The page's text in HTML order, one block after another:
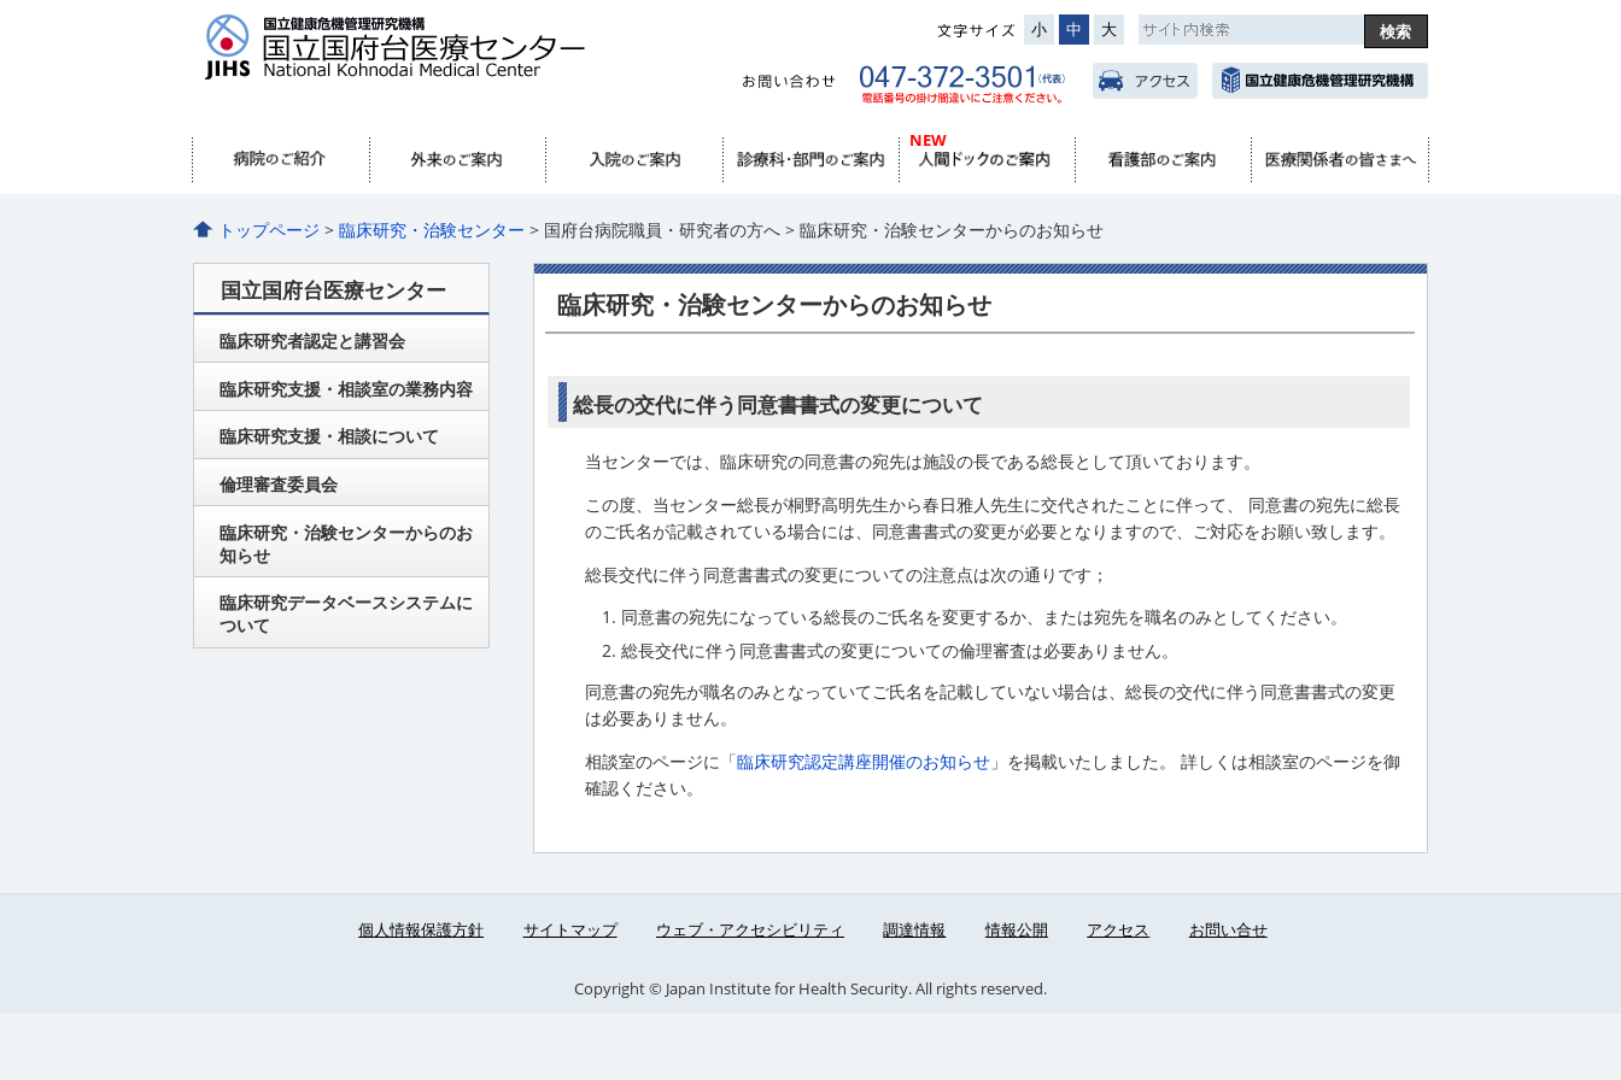
小 中 大
トップページ >臨床研究・治験センター > 国府台病院職員・研究者の方へ > 臨床研究・治験センターからのお知らせ
臨床研究・治験センターからのお知らせ
総長の交代に伴う同意書書式の変更について
当センターでは、臨床研究の同意書の宛先は施設の長である総長として頂いております。
この度、当センター総長が桐野高明先生から春日雅人先生に交代されたことに伴って、 同意書の宛先に総長
のご氏名が記載されている場合には、同意書書式の変更が必要となりますので、ご対応をお願い致します。
総長交代に伴う同意書書式の変更についての注意点は次の通りです；
同意書の宛先になっている総長のご氏名を変更するか、または宛先を職名のみとしてください。
総長交代に伴う同意書書式の変更についての倫理審査は必要ありません。
同意書の宛先が職名のみとなっていてご氏名を記載していない場合は、総長の交代に伴う同意書書式の変更
は必要ありません。
相談室のページに「臨床研究認定講座開催のお知らせ」を掲載いたしました。 詳しくは相談室のページを御
確認ください。
国立国府台医療センター
臨床研究者認定と講習会
臨床研究支援・相談室の業務内容
臨床研究支援・相談について
倫理審査委員会
臨床研究・治験センターからのお
知らせ
臨床研究データベースシステムに
ついて
個人情報保護方針 サイトマップ ウェブ・アクセシビリティ 調達情報 情報公開 アクセス お問い合せ
Copyright © Japan Institute for Health Security. All rights reserved.